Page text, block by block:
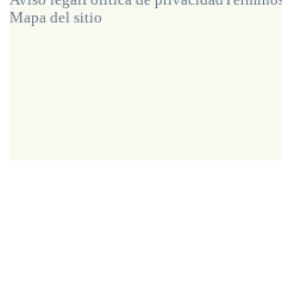
Mapa del sitio